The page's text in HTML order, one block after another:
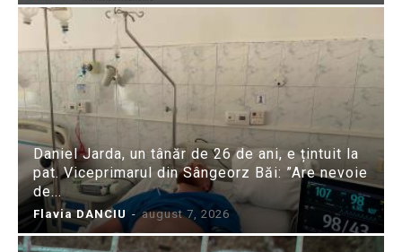
Daniel Jarda, un tânăr de 26 de ani, e țintuit la
pat. Viceprimarul din Sângeorz Băi: ”Are nevoie
de...
Flavia DANCIU - august 7, 2026